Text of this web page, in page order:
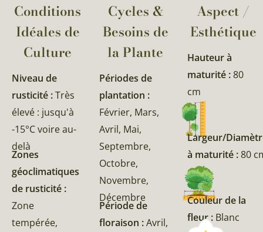
Conditions
Idéales de
Culture
Niveau de
rusticité :Très
élevé : jusqu'à
-15°C voire au-
delà
Zones
géoclimatiques
de rusticité :
Zone
tempérée,
Cycles &
Besoins de
la Plante​
Périodes de
plantation :
Février, Mars,
Avril, Mai,
Septembre,
Octobre,
Novembre,
Décembre
Période de
floraison :Avril,
Aspect /
Esthétique
Hauteur à
maturité :80
cm
Largeur/
à maturité :80
Couleur de la
fleur : Blanc